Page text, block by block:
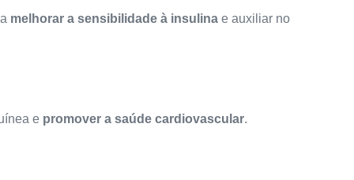
melhorar a sensibilidade à insulina e auxiliar no
e promover a saúde cardiovascular.